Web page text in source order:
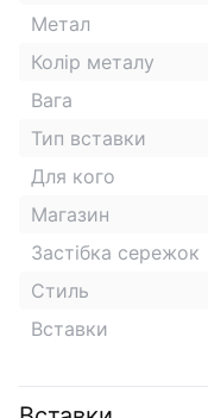
Метал
Колір металу
Вага
Тип вставки
Для кого
Магазин
Застібка сережок
Стиль
Вставки